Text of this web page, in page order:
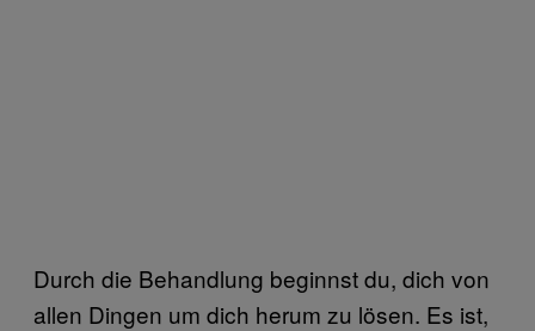
Durch die Behandlung beginnst du, dich von
allen Dingen um dich herum zu lösen. Es ist,